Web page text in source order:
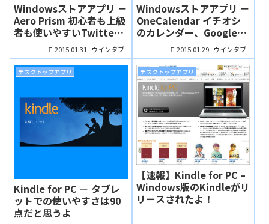
Windowsストアアプリ －
Aero Prism 初心者も上級
者も使いやすいTwitter
クライアント2015.01.31 ウインタブ
Windowsストアアプリ －
OneCalendar イチオシ
のカレンダー、Googleと
Outlook同期可能！
2015.01.29 ウインタブ
デスクトップアプリ
Kindle for PC － タブレ
ットでの使いやすさは90
点だと思うよ
デスクトップアプリ
【速報】Kindle for PC –
Windows版のKindleがリ
リースされたよ！